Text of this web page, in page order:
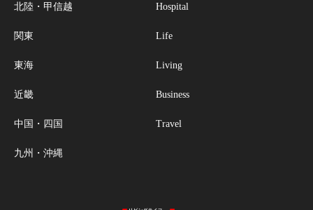
北陸・甲信越
関東
東海
近畿
中国・四国
九州・沖縄
Hospital
Life
Living
Business
Travel